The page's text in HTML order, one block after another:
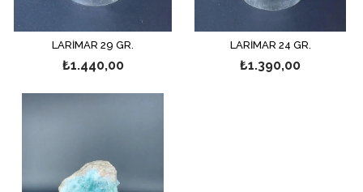
LARİMAR 29 GR.
₺1.440,00
LARİMAR 24 GR.
₺1.390,00